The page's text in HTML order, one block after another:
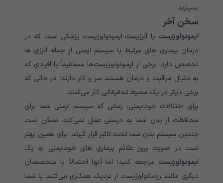
بسپارید.
سخن آخر
ایمونولوژیست یا آلرژیست-ایمونولوژیست پزشکی است که در
درمان بیماری های مرتبط با سیستم ایمنی از جمله آلرژی ها
تخصص دارد. برخی از ایمونولوژیست‌ها مستقیماً با افرادی که
به دنبال مراقبت و درمان هستند سر و کار دارند؛ در حالی که
برخی دیگر در یک محیط تحقیقاتی کار می‌‌‌‌‌‌‌‌‌‌‌‌‌کنند.
برای اختلالات خودایمنی، زمانی که سیستم ایمنی شما برای
محافظت از بدن شما به درستی عمل نمی‌‌‌‌‌‌‌‌‌‌‌‌‌کند، ممکن است
چندین سیستم بدن شما تحت تاثیر قرار گیرند. برای همین بهتر
است در صورت بروز علائم بیماری های خودایمنی به یک
ایمونولوژیست مراجعه کنید؛ اما آنها احتمالاً با متخصصان
دیگری مانند روماتولوژیست از نزدیک همکاری می‌‌‌‌‌‌‌‌‌‌‌‌‌کنند یا شما